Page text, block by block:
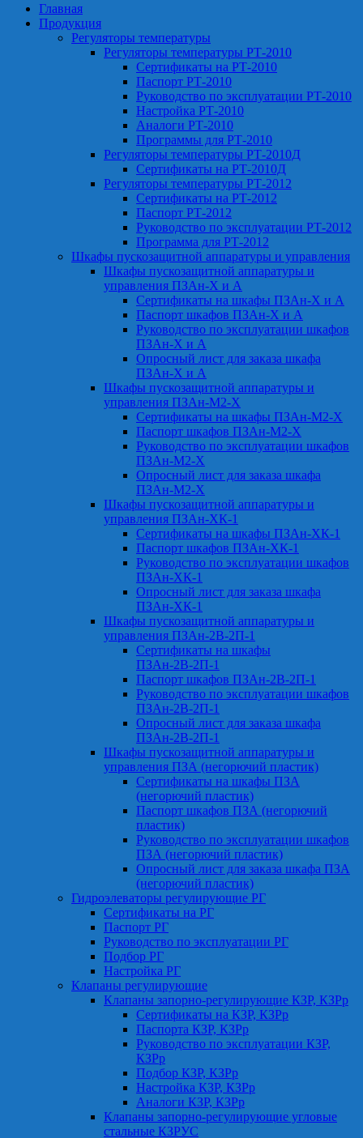
Главная
Продукция
Регуляторы температуры
Регуляторы температуры РТ-2010
Сертификаты на РТ-2010
Паспорт РТ-2010
Руководство по эксплуатации РТ-2010
Настройка РТ-2010
Аналоги РТ-2010
Программы для РТ-2010
Регуляторы температуры РТ-2010Д
Сертификаты на РТ-2010Д
Регуляторы температуры РТ-2012
Сертификаты на РТ-2012
Паспорт РТ-2012
Руководство по эксплуатации РТ-2012
Программа для РТ-2012
Шкафы пускозащитной аппаратуры и управления
Шкафы пускозащитной аппаратуры и
управления ПЗАн-Х и А
Сертификаты на шкафы ПЗАн-Х и А
Паспорт шкафов ПЗАн-Х и А
Руководство по эксплуатации шкафов
ПЗАн-Х и А
Опросный лист для заказа шкафа
ПЗАн-Х и А
Шкафы пускозащитной аппаратуры и
управления ПЗАн-М2-Х
Сертификаты на шкафы ПЗАн-М2-Х
Паспорт шкафов ПЗАн-М2-Х
Руководство по эксплуатации шкафов
ПЗАн-М2-Х
Опросный лист для заказа шкафа
ПЗАн-М2-Х
Шкафы пускозащитной аппаратуры и
управления ПЗАн-ХК-1
Сертификаты на шкафы ПЗАн-ХК-1
Паспорт шкафов ПЗАн-ХК-1
Руководство по эксплуатации шкафов
ПЗАн-ХК-1
Опросный лист для заказа шкафа
ПЗАн-ХК-1
Шкафы пускозащитной аппаратуры и
управления ПЗАн-2В-2П-1
Сертификаты на шкафы
ПЗАн-2В-2П-1
Паспорт шкафов ПЗАн-2В-2П-1
Руководство по эксплуатации шкафов
ПЗАн-2В-2П-1
Опросный лист для заказа шкафа
ПЗАн-2В-2П-1
Шкафы пускозащитной аппаратуры и
управления ПЗА (негорючий пластик)
Сертификаты на шкафы ПЗА
(негорючий пластик)
Паспорт шкафов ПЗА (негорючий
пластик)
Руководство по эксплуатации шкафов
ПЗА (негорючий пластик)
Опросный лист для заказа шкафа ПЗА
(негорючий пластик)
Гидроэлеваторы регулирующие РГ
Сертификаты на РГ
Паспорт РГ
Руководство по эксплуатации РГ
Подбор РГ
Настройка РГ
Клапаны регулирующие
Клапаны запорно-регулирующие КЗР, КЗРр
Сертификаты на КЗР, КЗРр
Паспорта КЗР, КЗРр
Руководство по эксплуатации КЗР,
КЗРр
Подбор КЗР, КЗРр
Настройка КЗР, КЗРр
Аналоги КЗР, КЗРр
Клапаны запорно-регулирующие угловые
стальные КЗРУС